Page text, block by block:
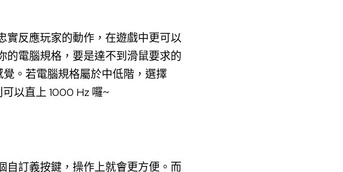
實反應玩家的動作，在遊戲中更可以
的電腦規格，要是達不到滑鼠要求的
。若電腦規格屬於中低階，選擇
以直上 1000 Hz 囉~
自訂義按鍵，操作上就會更方便。而